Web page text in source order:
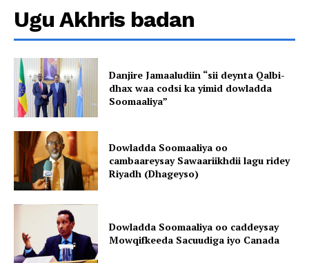
Ugu Akhris badan
Danjire Jamaaludiin “sii deynta Qalbi-
dhax waa codsi ka yimid dowladda
Soomaaliya”
Dowladda Soomaaliya oo
cambaareysay Sawaariikhdii lagu ridey
Riyadh (Dhageyso)
Dowladda Soomaaliya oo caddeysay
Mowqifkeeda Sacuudiga iyo Canada